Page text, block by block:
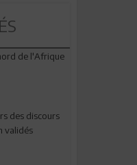
de l'Afrique
des discours
validés